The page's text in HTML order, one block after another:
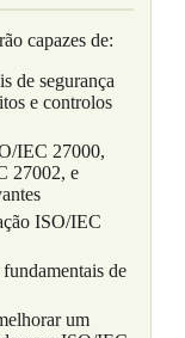
capazes de:
de segurança
e controlos
IEC 27000,
27002, e
ISO/IEC
de
um